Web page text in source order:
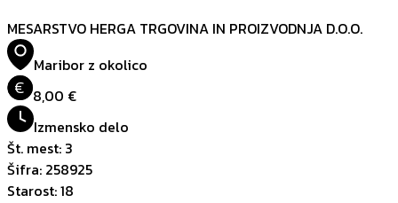
MESARSTVO HERGA TRGOVINA IN PROIZVODNJA D.O.O.
Maribor z okolico
€ 8,00 €
Izmensko delo
Št. mest: 3
Šifra: 258925
Starost:18